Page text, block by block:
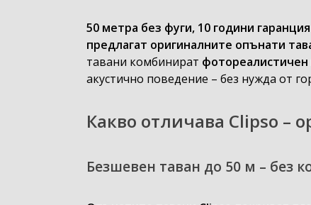
50 метра без фуги, 10 години
предлагат оригиналните опънати
тавани комбинират фотореалистичен
акустично поведение – без нужда от
Какво отличава Clipso –
Безшевен таван до 50 м – без